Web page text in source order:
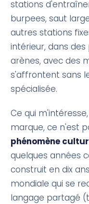
stations
burpees, saut
autres stations
intérieur, dans
arènes, avec des
s'affrontent sans
spécialisée.
Ce qui
marque, ce n'est
phénomène
quelques années
construit en dix
mondiale qui se
langage partagé